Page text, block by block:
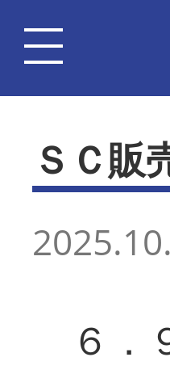
ＳＣ
６．